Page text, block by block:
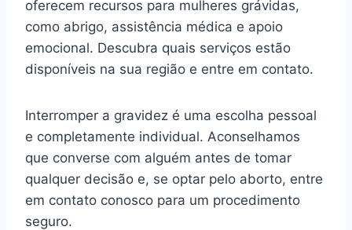
oferecem recursos para mulheres grávidas,
como abrigo, assistência médica e apoio
emocional. Descubra quais serviços estão
disponíveis na sua região e entre em contato.
Interromper a gravidez é uma escolha pessoal
e completamente individual. Aconselhamos
que converse com alguém antes de tomar
qualquer decisão e, se optar pelo aborto, entre
em contato conosco para um procedimento
seguro.